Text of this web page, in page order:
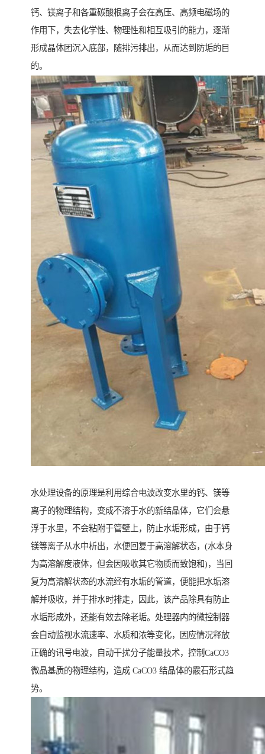
钙、镁离子和各重碳酸根离子会在高压、高频电磁场的
作用下，失去化学性、物理性和相互吸引的能力，逐渐
形成晶体团沉入底部，随排污排出，从而达到防垢的目
的。
水处理设备的原理是利用综合电波改变水里的钙、镁等
离子的物理结构，变成不溶于水的新结晶体，它们会悬
浮于水里，不会粘附于管壁上，防止水垢形成，由于钙
镁等离子从水中析出，水便回复于高溶解状态，(水本身
为高溶解度液体，但会因吸收其它物质而致饱和)，当回
复为高溶解状态的水流经有水垢的管道，便能把水垢溶
解并吸收，并于排水时排走，因此，该产品除具有防止
水垢形成外，还能有效去除老垢。处理器内的微控制器
会自动监视水流速率、水质和浓等变化，因应情况释放
正确的讯号电波，自动干扰分子能量技术，控制CaCO3
微晶基质的物理结构，造成 CaCO3 结晶体的霰石形式趋
势。